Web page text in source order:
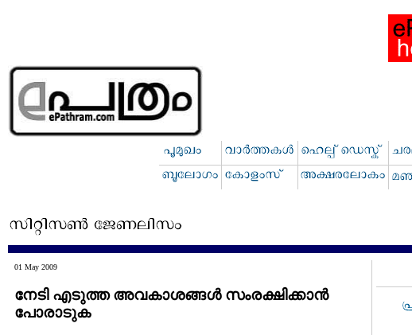
01 May 2009
നേടി എടുത്ത അവകാശങ്ങള്‍ സം‌രക്ഷിക്കാന്‍
പോരാടുക